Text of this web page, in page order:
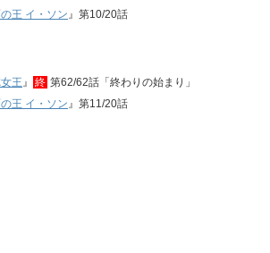
王 イ・ソン』第10/20話
王』 終 第62/62話「終わりの始まり」
王 イ・ソン』第11/20話